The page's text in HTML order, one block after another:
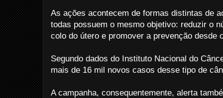
As ações acontecem de formas distintas de
todas possuem o mesmo objetivo: reduzir o
colo do útero e promover a prevenção desde
Segundo dados do Instituto Nacional do
mais de 16 mil novos casos desse tipo de
A campanha, consequentemente, alerta